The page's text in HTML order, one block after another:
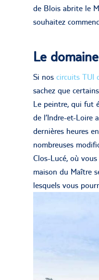
de Blois abrite le
souhaitez
Le
Si nos circuits TUI
sachez que
Le peintre, qui fut
de l’Indre-et-Loire
dernières heures
nombreuses
Clos-Lucé, où
maison du Maître
lesquels vous